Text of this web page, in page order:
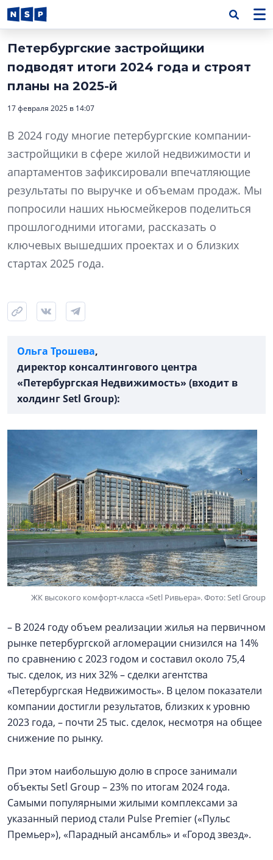
Петербургские застройщики
подводят итоги 2024 года и строят
планы на 2025-й
17 февраля 2025 в 14:07
В 2024 году многие петербургские компании-
застройщики в сфере жилой недвижимости и
апартаментов зафиксировали впечатляющие
результаты по выручке и объемам продаж. Мы
попросили наших ньюсмейкеров поделиться
прошлогодними итогами, рассказать о
ключевых вышедших проектах и о близких
стартах 2025 года.
Ольга Трошева,
директор консалтингового центра
«Петербургская Недвижимость» (входит в
холдинг Setl Group):
ЖК высокого комфорт-класса «Setl Ривьера». Фото: Setl Group
– В 2024 году объем реализации жилья на первичном
рынке петербургской агломерации снизился на 14%
по сравнению с 2023 годом и составил около 75,4
тыс. сделок, из них 32% – сделки агентства
«Петербургская Недвижимость». В целом показатели
компании достигли результатов, близких к уровню
2023 года, – почти 25 тыс. сделок, несмотря на общее
снижение по рынку.
При этом наибольшую долю в спросе занимали
объекты Setl Group – 23% по итогам 2024 года.
Самыми популярными жилыми комплексами за
указанный период стали Pulse Premier («Пульс
Премьер»), «Парадный ансамбль» и «Город звезд».